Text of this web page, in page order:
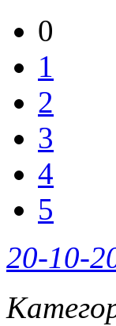
0
1
2
3
4
5
20-10-